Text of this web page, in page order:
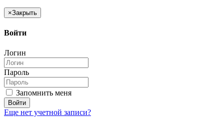
×Закрыть
Войти
Логин
Пароль
Запомнить меня
Войти
Еще нет учетной записи?